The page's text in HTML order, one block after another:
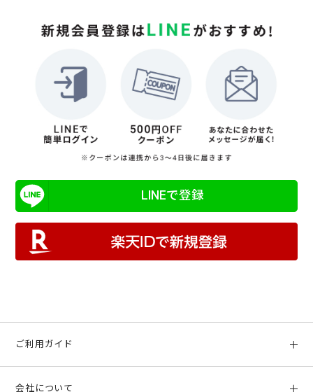
LINEで登録
ご利用ガイド
会社について